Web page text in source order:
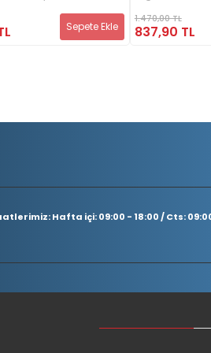
Sepete Ekle
1.470,00 TL
837,90 TL
Hafta içi: 09:00 - 18:00 / Cts: